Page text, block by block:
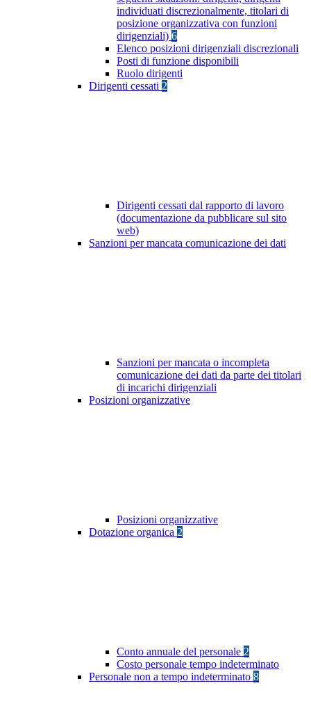
individuati discrezionalmente, titolari di
posizione organizzativa con funzioni
dirigenziali) 6
Elenco posizioni dirigenziali discrezionali
Posti di funzione disponibili
Ruolo dirigenti
Dirigenti cessati 2
Dirigenti cessati dal rapporto di lavoro
(documentazione da pubblicare sul sito
web)
Sanzioni per mancata comunicazione dei dati
Sanzioni per mancata o incompleta
comunicazione dei dati da parte dei titolari
di incarichi dirigenziali
Posizioni organizzative
Posizioni organizzative
Dotazione organica 2
Conto annuale del personale 2
Costo personale tempo indeterminato
Personale non a tempo indeterminato 8